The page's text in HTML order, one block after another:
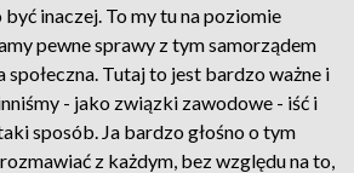
inaczej. To my tu na poziomie
pewne sprawy z tym samorządem
Tutaj to jest bardzo ważne i
- jako związki zawodowe - iść i
sposób. Ja bardzo głośno o tym
z każdym, bez względu na to,